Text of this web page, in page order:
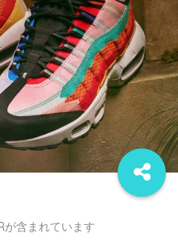
が含まれています